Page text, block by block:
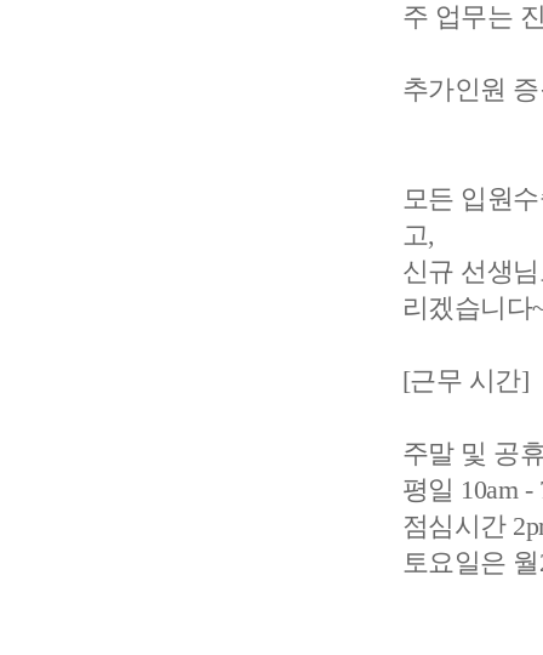
주 업무는
추가인원
모든 입원
고,
신규 선생
리겠습니
[근무 시간]
주말 및 공
평일 10am
점심시간
토요일은